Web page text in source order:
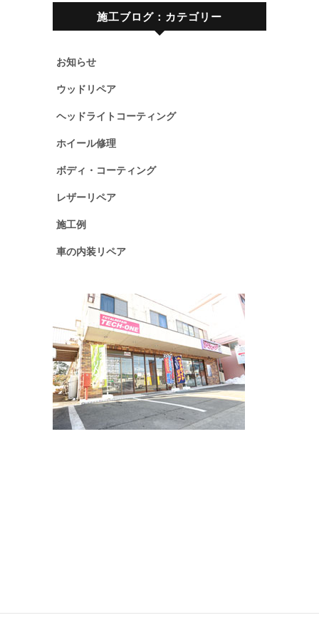
施工ブログ：カテゴリー
お知らせ
ウッドリペア
ヘッドライトコーティング
ホイール修理
ボディ・コーティング
レザーリペア
施工例
車の内装リペア